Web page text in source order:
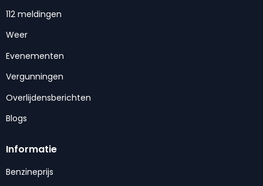
112 meldingen
Weer
Evenementen
Vergunningen
Overlijdensberichten
Blogs
Informatie
Benzineprijs